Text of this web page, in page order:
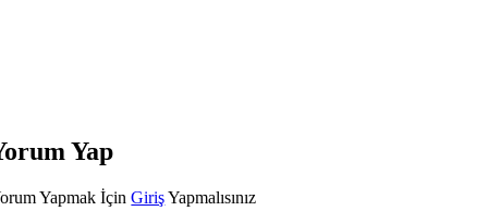
Yap
Yapmak İçinGirişYapmalısınız